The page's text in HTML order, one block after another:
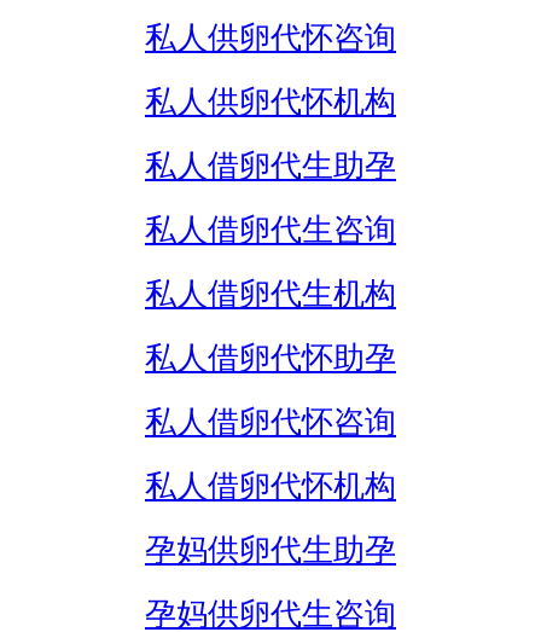
私人供卵代怀咨询
私人供卵代怀机构
私人借卵代生助孕
私人借卵代生咨询
私人借卵代生机构
私人借卵代怀助孕
私人借卵代怀咨询
私人借卵代怀机构
孕妈供卵代生助孕
孕妈供卵代生咨询